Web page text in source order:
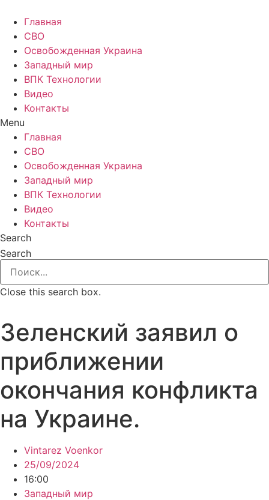
Главная
СВО
Освобожденная Украина
Западный мир
ВПК Технологии
Видео
Контакты
Menu
Главная
СВО
Освобожденная Украина
Западный мир
ВПК Технологии
Видео
Контакты
Search
Search
Close this search box.
Зеленский заявил о
приближении
окончания конфликта
на Украине.
Vintarez Voenkor
25/09/2024
16:00
Западный мир